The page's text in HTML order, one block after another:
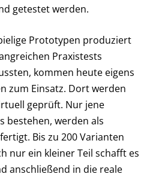
getestet werden.
Prototypen produziert
Praxistests
kommen heute eigens
zum Einsatz. Dort werden
geprüft. Nur jene
bestehen, werden als
Bis zu 200 Varianten
nur ein kleiner Teil schafft es
anschließend in die reale